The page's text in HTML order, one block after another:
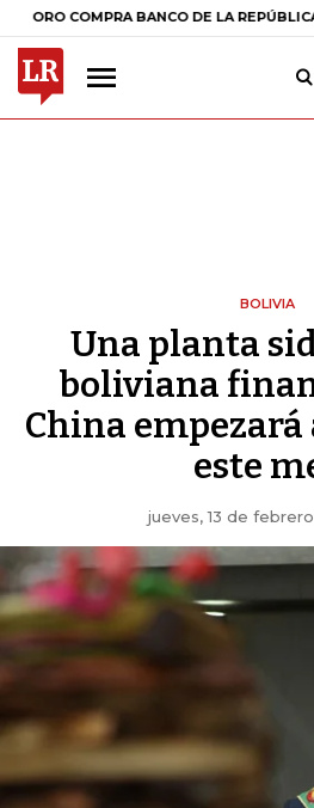
BANCO DE LA REPÚBLICA $
BOLIVIA
Una planta
boliviana
China
este
jueves, 13 de